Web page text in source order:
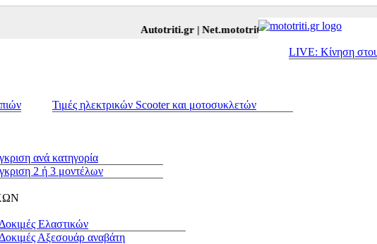
Autotriti.gr |Net.mototriti.gr |Προϊόντα & Υπηρεσίες
LIVE: Κίνηση
Τιμές ηλεκτρικών Scooter και μοτοσυκλετών
ανά κατηγορία
2 ή 3 μοντέλων
Δοκιμές Ελαστικών
Δοκιμές Αξεσουάρ αναβάτη